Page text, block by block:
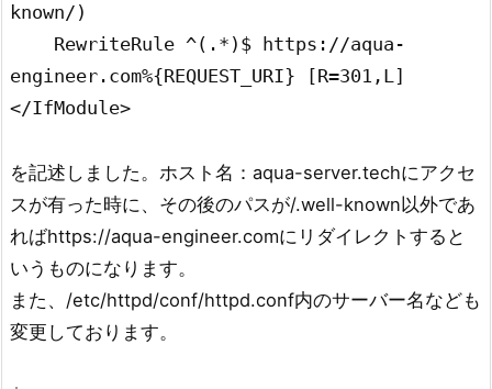
known/)
engineer.com%{REQUEST_URI} [R=301,L]
を記述しました。ホスト名：aqua-server.techにアクセ
スが有った時に、その後のパスが/.well-known以外であ
ればhttps://aqua-engineer.comにリダイレクトすると
いうものになります。
また、/etc/httpd/conf/httpd.conf内のサーバー名なども
変更しております。